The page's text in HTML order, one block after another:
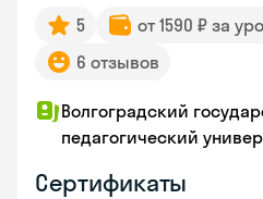
5 от 1590 ₽ за
6 отзывов
Волгоградский
педагогический
Сертификаты